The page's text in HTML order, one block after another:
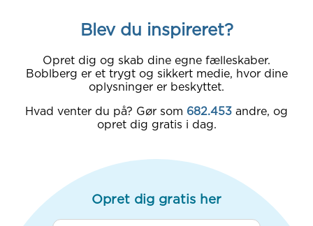
Blev du inspireret?
Opret dig og skab dine egne fælleskaber.
Boblberg er et trygt og sikkert medie, hvor dine
oplysninger er beskyttet.
Hvad venter du på? Gør som 682.453 andre, og
opret dig gratis i dag.
Opret dig gratis her